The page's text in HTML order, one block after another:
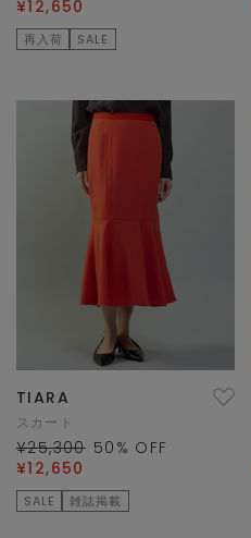
¥12,650
再入荷 SALE
TIARA
スカート
¥25,300 50 % OFF
¥12,650
SALE 雑誌掲載